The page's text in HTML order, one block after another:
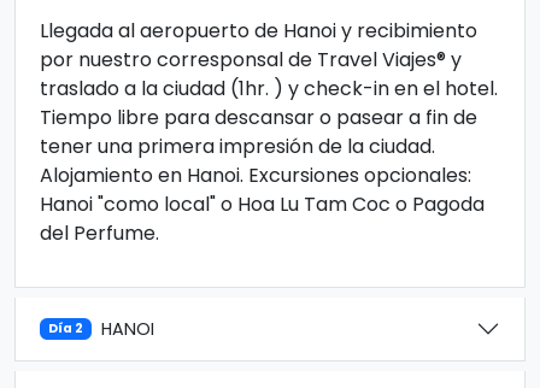
Llegada al aeropuerto de Hanoi y recibimiento
por nuestro corresponsal de Travel Viajes® y
traslado a la ciudad (1hr. ) y check-in en el hotel.
Tiempo libre para descansar o pasear a fin de
tener una primera impresión de la ciudad.
Alojamiento en Hanoi. Excursiones opcionales:
Hanoi "como local" o Hoa Lu Tam Coc o Pagoda
del Perfume.
Día 2 HANOI